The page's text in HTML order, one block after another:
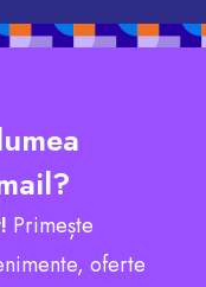
Primește
oferte